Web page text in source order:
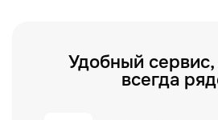
Удобный
всегда